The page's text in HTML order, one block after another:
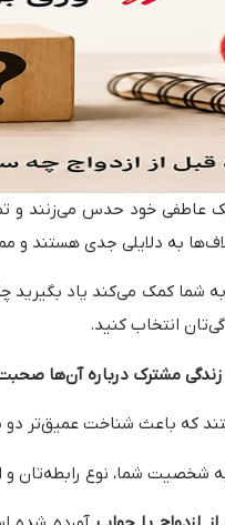
عاطفی خود حدس می‌زنند و
به دلایلی جدی هستند
شما کمک می‌کند یاد بگیرید
انتخاب کنید.
زندگی مشترک درباره آن‌ها
که باعث شناخت عمیق‌تر دو
شما، نوع رابطه‌تان و